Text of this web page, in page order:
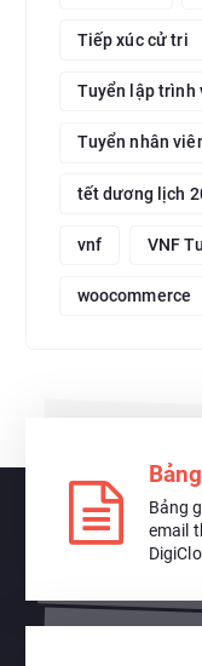
Tiếp xúc cử tri
Tuyển lập trình
Tuyển nhân
tết dương lịch
vnf VNF
woocommerce
Bảng
email